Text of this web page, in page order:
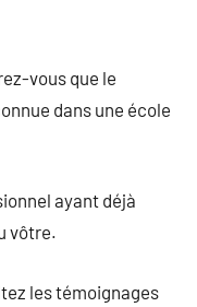
vous que le
dans une école
ayant déjà
vôtre.
les témoignages